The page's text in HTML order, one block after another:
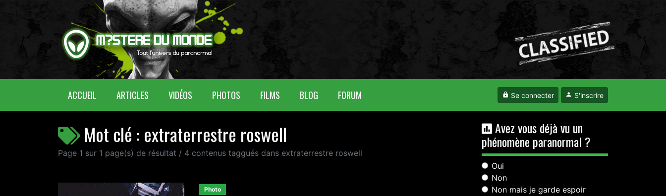
ACCUEIL (CURRENT)ARTICLES VIDÉOS PHOTOS FILMS BLOG FORUM Se connecter S'inscrire
Mot clé : extraterrestre roswell
Page 1 sur 1 page(s) de résultat / 4 contenus taggués dans extraterrestre roswell
Photo
Avez vous déjà vu un
phénomène paranormal ?
Oui
Non
Non mais je garde espoir